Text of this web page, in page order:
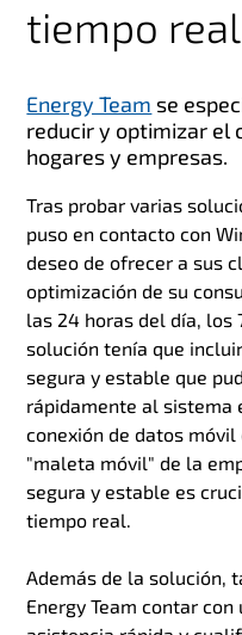
tiempo real
Energy Team se
reducir y optimizar el
hogares y empresas.
Tras probar varias
puso en contacto con
deseo de ofrecer a sus
optimización de su
las 24 horas del día, los
solución tenía que
segura y estable que
rápidamente al sistema
conexión de datos
"maleta móvil" de la
segura y estable es
tiempo real.
Además de la solución,
Energy Team contar